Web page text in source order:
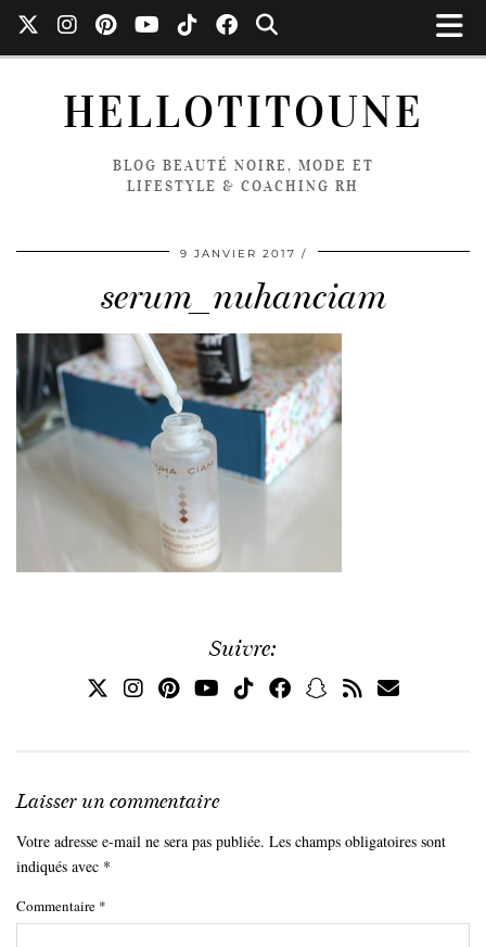
HELLOTITOUNE
BLOG BEAUTÉ NOIRE, MODE ET
LIFESTYLE & COACHING RH
9 JANVIER 2017
serum_nuhanciam
Suivre:
Laisser un commentaire
Votre adresse e-mail ne sera pas publiée. Les champs obligatoires sont
indiqués avec *
Commentaire *